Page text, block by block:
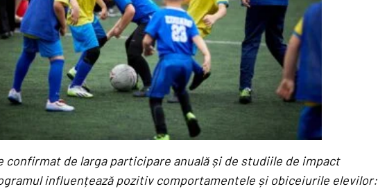
confirmat de larga participare anuală și de studiile de impact
influențează pozitiv comportamentele și obiceiurile elevilor: